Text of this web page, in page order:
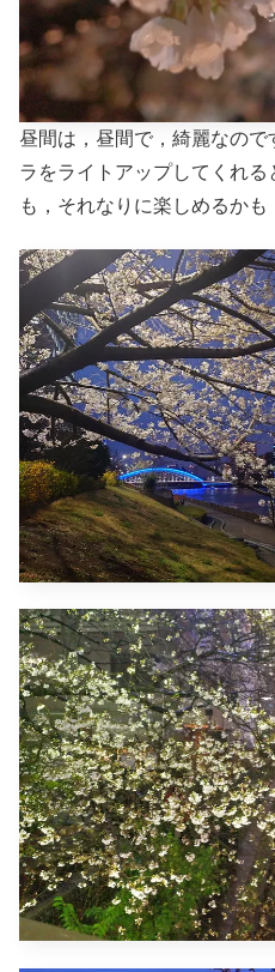
昼間は，昼間で，綺麗なの
ラをライトアップしてくれ
も，それなりに楽しめるかも